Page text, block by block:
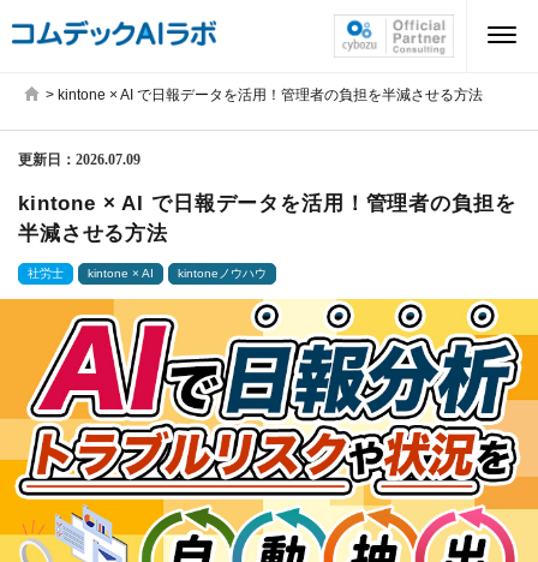
> kintone × AI で日報データを活用！管理者の負担を半減させる方法
更新日： 2026.07.09
kintone × AI で日報データを活用！管理者の負担を
半減させる方法
社労士 kintone × AI kintoneノウハウ